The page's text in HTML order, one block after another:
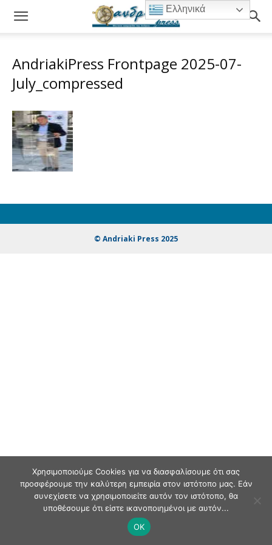
AndriakiPress Frontpage 2025-07-
July_compressed
© Andriaki Press 2025
Ελληνικά
Χρησιμοποιούμε Cookies για να διασφαλίσουμε ότι σας
προσφέρουμε την καλύτερη εμπειρία στον ιστότοπο μας. Εάν
συνεχίσετε να χρησιμοποιείτε αυτόν τον ιστότοπο, θα
υποθέσουμε ότι είστε ικανοποιημένοι με αυτόν...
OK